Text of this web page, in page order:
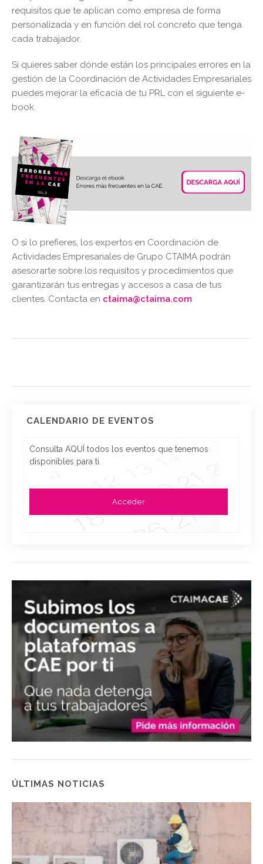
requisitos que te aplican como empresa de forma
personalizada y en función del rol concreto que tenga
cada trabajador.
Si quieres saber dónde están los principales errores en la
gestión de la Coordinación de Actividades Empresariales
puedes mejorar la eficacia de tu PRL con el siguiente e-
book.
O si lo prefieres, los expertos en Coordinación de
Actividades Empresariales de Grupo CTAIMA podrán
asesorarte sobre los requisitos y procedimientos que
garantizarán tus entregas y accesos a casa de tus
clientes. Contacta en ctaima@ctaima.com
CALENDARIO DE EVENTOS
Consulta AQUÍ todos los eventos que tenemos
disponibles para ti.
Acceder
ÚLTIMAS NOTICIAS